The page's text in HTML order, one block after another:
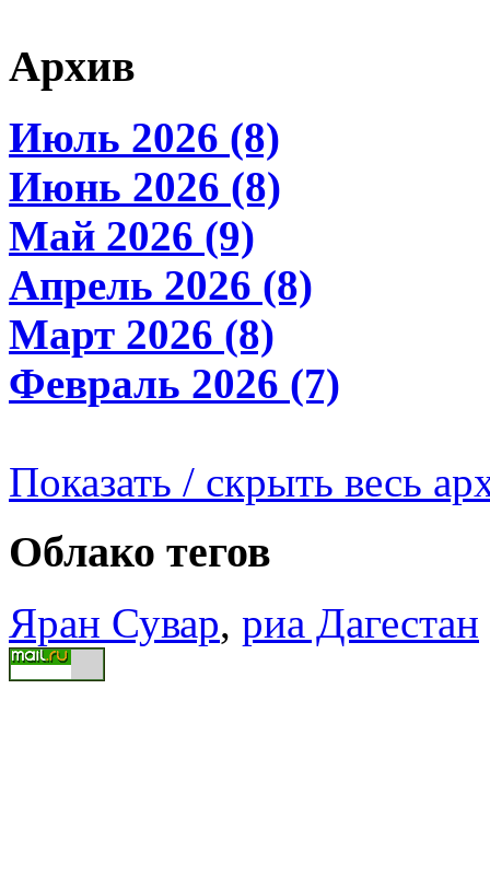
Архив
Июль 2026 (8)
Июнь 2026 (8)
Май 2026 (9)
Апрель 2026 (8)
Март 2026 (8)
Февраль 2026 (7)
Показать / скрыть весь
Облако тегов
Яран Сувар, риа Дагестан